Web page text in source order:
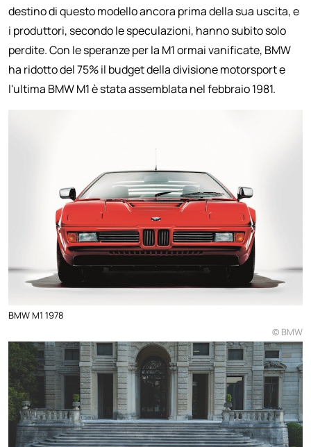
destino di questo modello ancora prima della sua uscita, e
i produttori, secondo le speculazioni, hanno subito solo
perdite. Con le speranze per la M1 ormai vanificate, BMW
ha ridotto del 75% il budget della divisione motorsport e
l'ultima BMW M1 è stata assemblata nel febbraio 1981.
BMW M1 1978
© BMW